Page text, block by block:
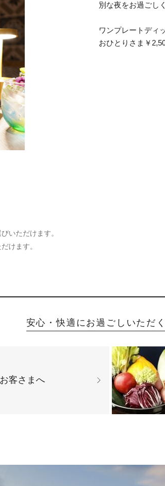
別な夜をお過ごし
ワンプレートディ
おひとりさま￥
いただけます。
けます。
安心・快適にお過ごしいただ
客さまへ